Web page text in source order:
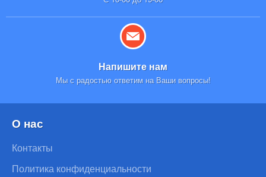
Напишите нам
Мы с радостью ответим на Ваши вопросы!
О нас
Контакты
Политика конфиденциальности